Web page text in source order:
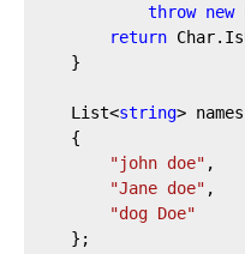
throw new
return
	List<
string>
"john doe" ,
"Jane doe" ,
"dog Doe"